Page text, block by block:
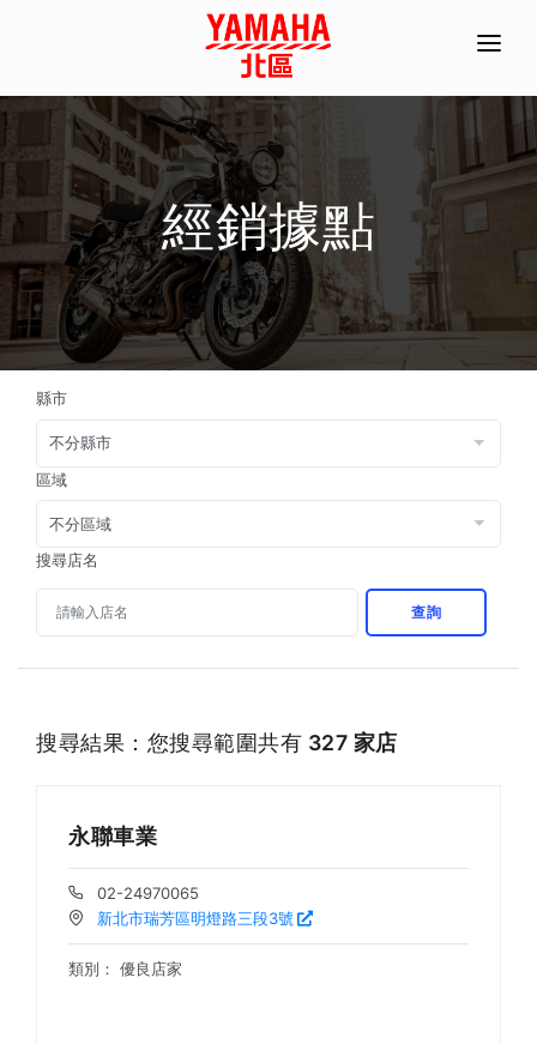
首頁
全機種產品/分期
經銷據點
常見問題
聯絡資訊
ACC部品手冊
線上商城
經銷據點
縣市
區域
搜尋店名
查詢
搜尋結果：您搜尋範圍共有 327 家店
永聯車業
02-24970065
新北市瑞芳區明燈路三段3號
類別： 優良店家